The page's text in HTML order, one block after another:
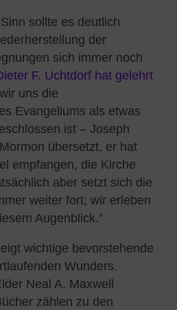
sollte es deutlich
der
sich immer noch
F. Uchtdorf hat gelehrt
uns die
Evangeliums als etwas
ist – Joseph
übersetzt, er hat
empfangen, die Kirche
aber setzt sich die
weiter fort; wir erleben
Augenblick.”
wichtige bevorstehende
Wunders.
Neal A. Maxwell
zählen zu den